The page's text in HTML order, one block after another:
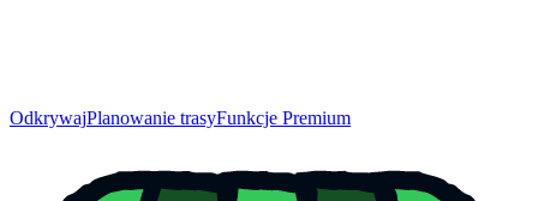
OdkrywajPlanowanie trasyFunkcje Premium